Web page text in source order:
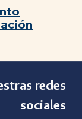
redes
sociales